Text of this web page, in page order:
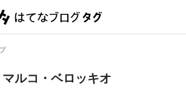
マルコ・ベロッキオ